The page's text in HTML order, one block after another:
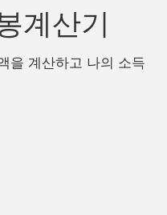
계산기
을 계산하고 나의 소득